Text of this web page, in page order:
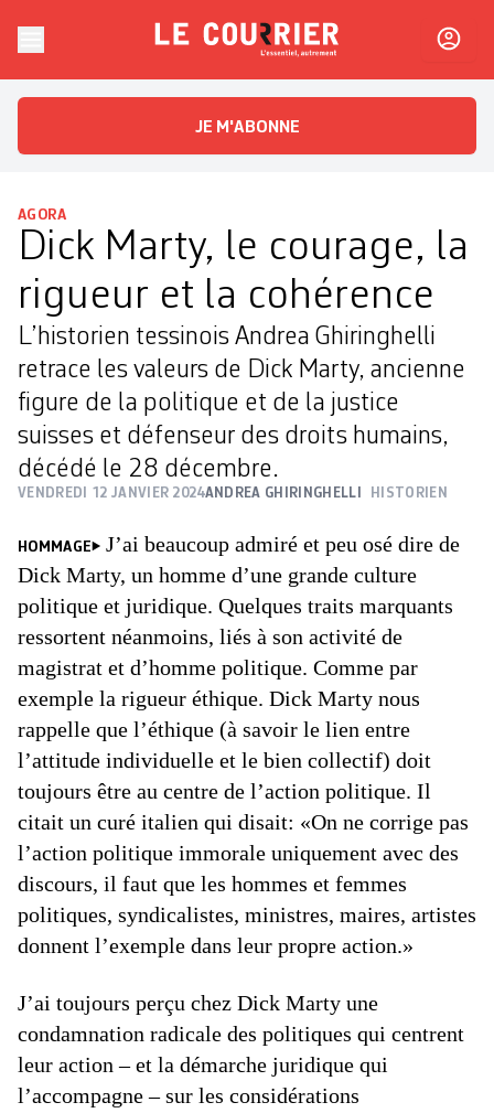
Le CourrierL'essentiel, autrement
JE M'ABONNE
AGORA
Dick Marty, le courage, la
rigueur et la cohérence
L’historien tessinois Andrea Ghiringhelli
retrace les valeurs de Dick Marty, ancienne
figure de la politique et de la justice
suisses et défenseur des droits humains,
décédé le 28 décembre.
VENDREDI 12 JANVIER 2024ANDREA GHIRINGHELLI HISTORIEN
HOMMAGE
J’ai beaucoup admiré et peu osé dire de
Dick Marty, un homme d’une grande culture
politique et juridique. Quelques traits marquants
ressortent néanmoins, liés à son activité de
magistrat et d’homme politique. Comme par
exemple la rigueur éthique. Dick Marty nous
rappelle que l’éthique (à savoir le lien entre
l’attitude individuelle et le bien collectif) doit
toujours être au centre de l’action politique. Il
citait un curé italien qui disait: «On ne corrige pas
l’action politique immorale uniquement avec des
discours, il faut que les hommes et femmes
politiques, syndicalistes, ministres, maires, artistes
donnent l’exemple dans leur propre action.»
J’ai toujours perçu chez Dick Marty une
condamnation radicale des politiques qui centrent
leur action – et la démarche juridique qui
l’accompagne – sur les considérations